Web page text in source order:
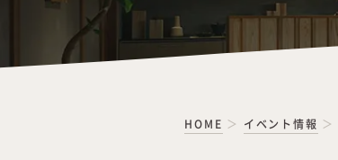
HOME イベント情報